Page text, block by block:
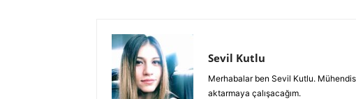
Sevil Kutlu
Merhabalar ben Sevil Kutlu.
aktarmaya çalışacağım.